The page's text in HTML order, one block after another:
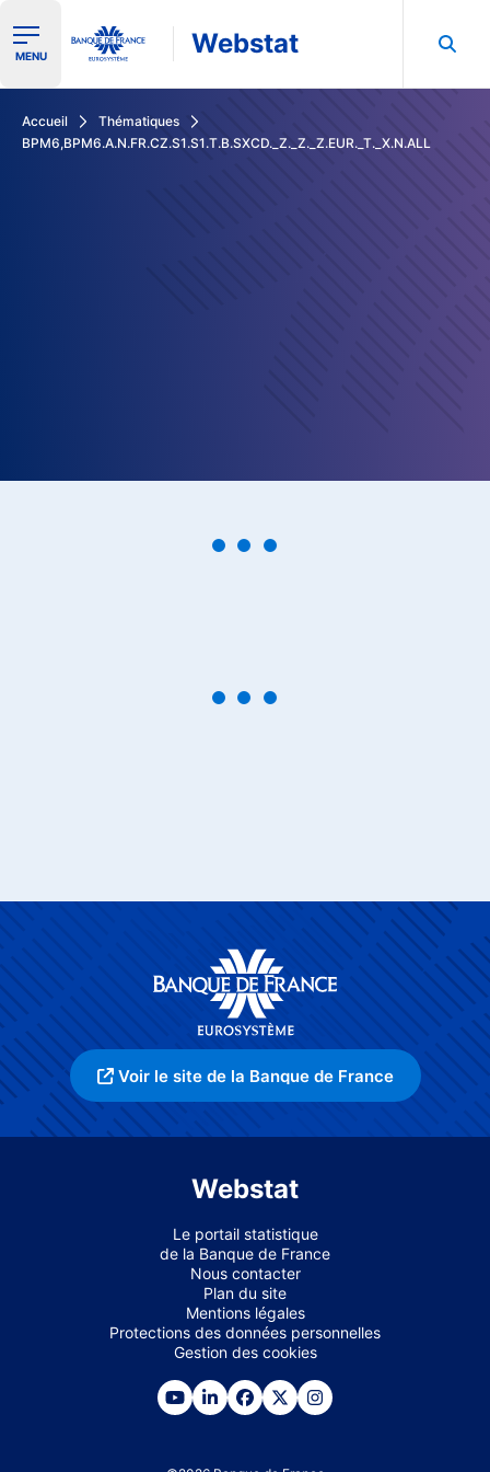
Ouvrir le menu de navigation
MENU Webstat
Accueil
Thématiques
BPM6,BPM6.A.N.FR.CZ.S1.S1.T.B.SXCD._Z._Z._Z.EUR._T._X.N.ALL
Voir le site de la Banque de France
Webstat
Le portail statistique
de la Banque de France
Nous contacter
Plan du site
Mentions légales
Protections des données personnelles
Gestion des cookies